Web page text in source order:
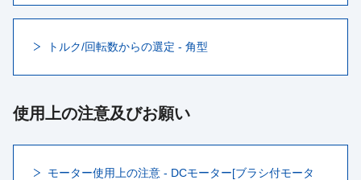
トルク/回転数からの選定 - 角型
使用上の注意及びお願い
モーター使用上の注意 - DCモーター[ブラシ付モータ